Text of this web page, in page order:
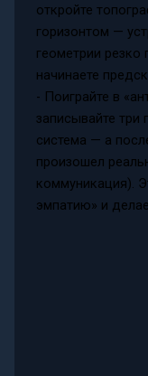
откройте
горизонтом —
геометрии
начинаете
- Поиграйте в
записывайте три
система — а
произошел
коммуникация).
эмпатию» и